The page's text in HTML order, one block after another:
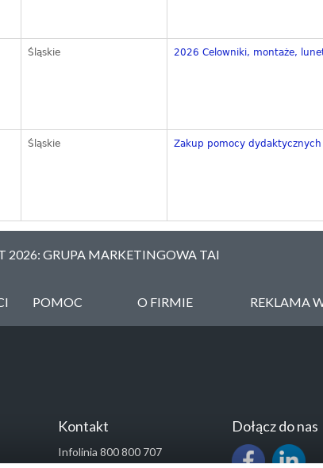
Śląskie 2026 Celowniki, montaże,
Śląskie Zakup pomocy dydaktycznych
2026: GRUPA MARKETINGOWA TAI
POMOC O FIRMIE REKLAMA
Kontakt
Infolinia 800 800 707
Dołącz do nas